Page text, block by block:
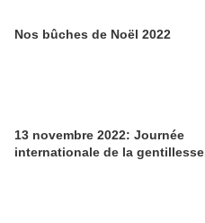
Nos bûches de Noël 2022
13 novembre 2022: Journée
internationale de la gentillesse